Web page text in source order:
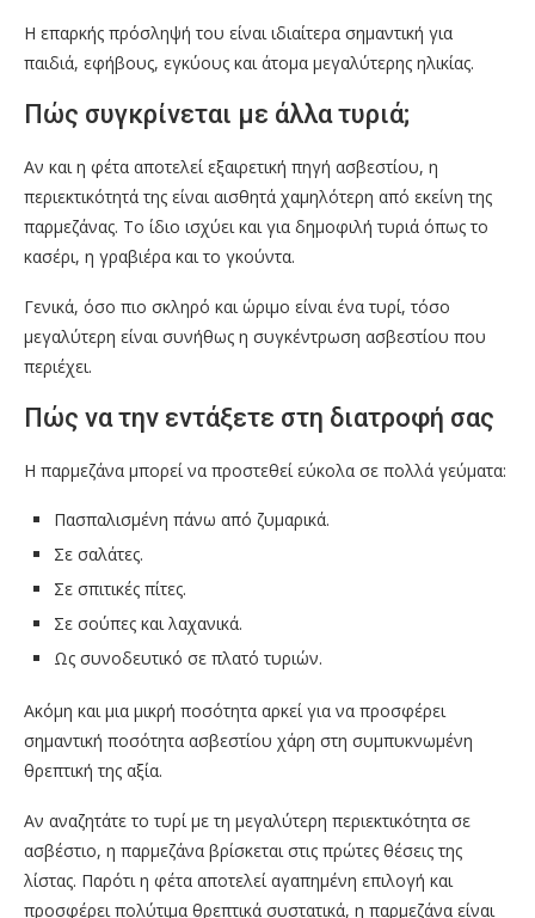
Η επαρκής πρόσληψή του είναι ιδιαίτερα σημαντική για
παιδιά, εφήβους, εγκύους και άτομα μεγαλύτερης ηλικίας.
Πώς συγκρίνεται με άλλα τυριά;
Αν και η φέτα αποτελεί εξαιρετική πηγή ασβεστίου, η
περιεκτικότητά της είναι αισθητά χαμηλότερη από εκείνη της
παρμεζάνας. Το ίδιο ισχύει και για δημοφιλή τυριά όπως το
κασέρι, η γραβιέρα και το γκούντα.
Γενικά, όσο πιο σκληρό και ώριμο είναι ένα τυρί, τόσο
μεγαλύτερη είναι συνήθως η συγκέντρωση ασβεστίου που
περιέχει.
Πώς να την εντάξετε στη διατροφή σας
Η παρμεζάνα μπορεί να προστεθεί εύκολα σε πολλά γεύματα:
Πασπαλισμένη πάνω από ζυμαρικά.
Σε σαλάτες.
Σε σπιτικές πίτες.
Σε σούπες και λαχανικά.
Ως συνοδευτικό σε πλατό τυριών.
Ακόμη και μια μικρή ποσότητα αρκεί για να προσφέρει
σημαντική ποσότητα ασβεστίου χάρη στη συμπυκνωμένη
θρεπτική της αξία.
Αν αναζητάτε το τυρί με τη μεγαλύτερη περιεκτικότητα σε
ασβέστιο, η παρμεζάνα βρίσκεται στις πρώτες θέσεις της
λίστας. Παρότι η φέτα αποτελεί αγαπημένη επιλογή και
προσφέρει πολύτιμα θρεπτικά συστατικά, η παρμεζάνα είναι